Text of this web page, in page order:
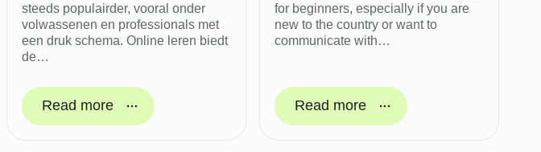
steeds populairder, vooral onder
volwassenen en professionals met
een druk schema. Online leren biedt
de…
Read more
for beginners, especially if you are
new to the country or want to
communicate with…
Read more